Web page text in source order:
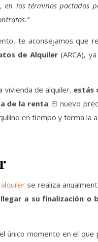
los términos pactados
te aconsejamos que
de Alquiler(ARCA),
vivienda de alquiler, estás
de la renta. El nuevo
en tiempo y forma la
se realiza
a su finalización o
momento en el que